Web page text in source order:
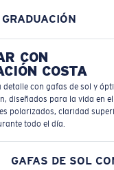
GRADUACIÓN
CON
COSTA
detalle con gafas de sol y
diseñados para la vida en el
polarizados, claridad
todo el día.
GAFAS DE SOL